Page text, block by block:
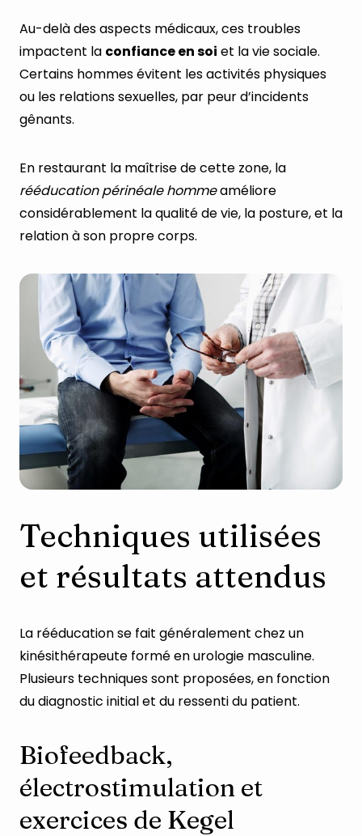
Au-delà des aspects médicaux, ces troubles
impactent la confiance en soi et la vie sociale.
Certains hommes évitent les activités physiques
ou les relations sexuelles, par peur d’incidents
gênants.
En restaurant la maîtrise de cette zone, la
rééducation périnéale hommeaméliore
considérablement la qualité de vie, la posture, et la
relation à son propre corps.
Techniques utilisées
et résultats attendus
La rééducation se fait généralement chez un
kinésithérapeute formé en urologie masculine.
Plusieurs techniques sont proposées, en fonction
du diagnostic initial et du ressenti du patient.
Biofeedback,
électrostimulation et
exercices de Kegel